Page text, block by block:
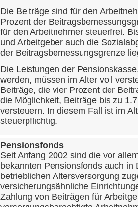
Die Beiträge sind für den
Prozent der
für den Arbeitnehmer steuerfrei.
und Arbeitgeber auch die
der Beitragsbemessungsgrenze
Die Leistungen der
werden, müssen im Alter voll
Beiträge, die vier Prozent der
die Möglichkeit, Beiträge bis zu
versteuern. In diesem Fall ist im
steuerpflichtig.
Pensionsfonds
Seit Anfang 2002 sind die vor
bekannten Pensionsfonds auch
betrieblichen Altersversorgung
versicherungsähnliche
Zahlung von Beiträgen für